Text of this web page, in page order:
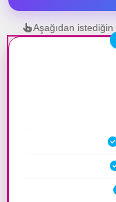
Aşağıdan istediğin